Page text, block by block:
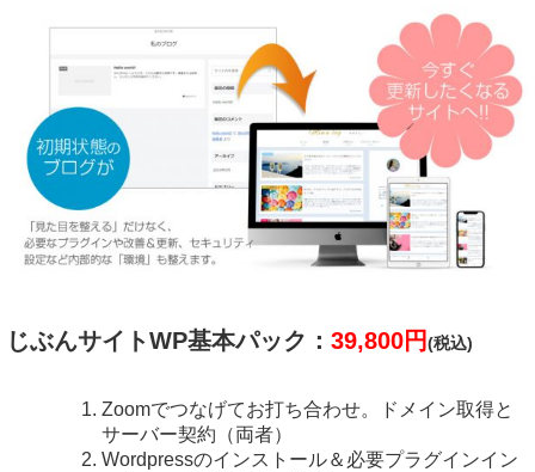
じぶんサイトWP基本パック： 39,800円(税込)
Zoomでつなげてお打ち合わせ。ドメイン取得と
サーバー契約（両者）
Wordpressのインストール＆必要プラグインイン